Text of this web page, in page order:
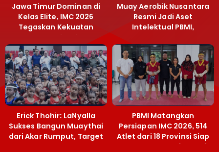
Jawa Timur Dominan di
Kelas Elite, IMC 2026
Tegaskan Kekuatan
Muaythai Jatim
Muay Aerobik Nusantara
Resmi Jadi Aset
Intelektual PBMI,
Terobosan Bangun
Grassroots
Erick Thohir: LaNyalla
Sukses Bangun Muaythai
dari Akar Rumput, Target
PBMI Matangkan
Persiapan IMC 2026, 514
Atlet dari 18 Provinsi Siap
Berlaga Besok di Bekasi